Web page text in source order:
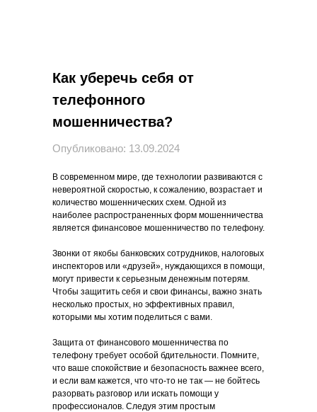
Как уберечь себя от
телефонного
мошенничества?
Опубликовано: 13.09.2024
В современном мире, где технологии развиваются с
невероятной скоростью, к сожалению, возрастает и
количество мошеннических схем. Одной из
наиболее распространенных форм мошенничества
является финансовое мошенничество по телефону.
Звонки от якобы банковских сотрудников, налоговых
инспекторов или «друзей», нуждающихся в помощи,
могут привести к серьезным денежным потерям.
Чтобы защитить себя и свои финансы, важно знать
несколько простых, но эффективных правил,
которыми мы хотим поделиться с вами.
Защита от финансового мошенничества по
телефону требует особой бдительности. Помните,
что ваше спокойствие и безопасность важнее всего,
и если вам кажется, что что-то не так — не бойтесь
разорвать разговор или искать помощи у
профессионалов. Следуя этим простым